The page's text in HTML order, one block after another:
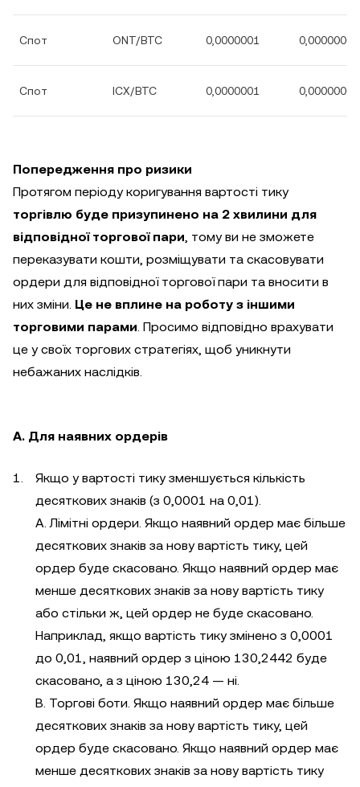
Спот ONT/BTC 0,0000001 0,00000001
Спот ICX/BTC 0,0000001 0,00000001
Попередження про ризики
Протягом періоду коригування вартості тику
торгівлю буде призупинено на 2 хвилини для
відповідної торгової пари, тому ви не зможете
переказувати кошти, розміщувати та скасовувати
ордери для відповідної торгової пари та вносити в
них зміни. Це не вплине на роботу з іншими
торговими парами. Просимо відповідно врахувати
це у своїх торгових стратегіях, щоб уникнути
небажаних наслідків.
A. Для наявних ордерів
Якщо у вартості тику зменшується кількість
десяткових знаків (з 0,0001 на 0,01).
А. Лімітні ордери. Якщо наявний ордер має більше
десяткових знаків за нову вартість тику, цей
ордер буде скасовано. Якщо наявний ордер має
менше десяткових знаків за нову вартість тику
або стільки ж, цей ордер не буде скасовано.
Наприклад, якщо вартість тику змінено з 0,0001
до 0,01, наявний ордер з ціною 130,2442 буде
скасовано, а з ціною 130,24 — ні.
B. Торгові боти. Якщо наявний ордер має більше
десяткових знаків за нову вартість тику, цей
ордер буде скасовано. Якщо наявний ордер має
менше десяткових знаків за нову вартість тику